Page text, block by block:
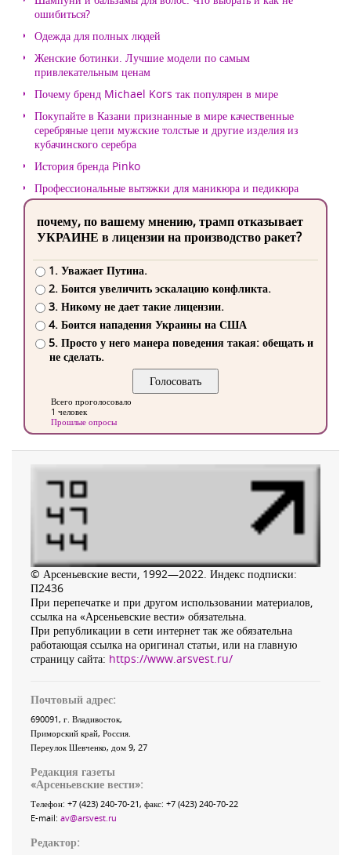
ошибиться?
Одежда для полных людей
Женские ботинки. Лучшие модели по самым
привлекательным ценам
Почему бренд Michael Kors так популярен в мире
Покупайте в Казани признанные в мире качественные
серебряные цепи мужские толстые и другие изделия из
кубачинского серебра
История бренда Pinko
Профессиональные вытяжки для маникюра и педикюра
почему, по вашему мнению, трамп отказывает
УКРАИНЕ в лицензии на производство ракет?
1. Уважает Путина.
2. Боится увеличить эскалацию конфликта.
3. Никому не дает такие лицензии.
4. Боится нападения Украины на США
5. Просто у него манера поведения такая: обещать и
не сделать.
Всего проголосовало
1 человек
Прошлые опросы
© Арсеньевские вести, 1992—2022. Индекс подписки:
П2436
При перепечатке и при другом использовании материалов,
ссылка на «Арсеньевские вести» обязательна.
При републикации в сети интернет так же обязательна
работающая ссылка на оригинал статьи, или на главную
страницу сайта: https://www.arsvest.ru/
Почтовый адрес:
690091, г. Владивосток,
Приморский край, Россия
Переулок Шевченко, дом 9, 27
Редакция газеты
«Арсеньевские вести»:
Телефон: +7 (423) 240-70-21, факс: +7 (423) 240-70-22
E-mail: av@arsvest.ru
Редактор: